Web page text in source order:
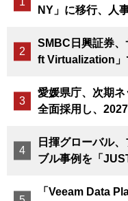
NY」に移行、人
SMBC日興証券
ft Virtualization」
愛媛県庁、次期
全面採用し、
日揮グローバル
ブル事例を「
「Veeam Data